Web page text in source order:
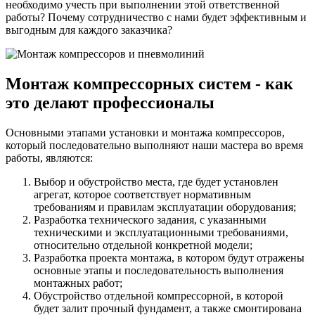
необходимо учесть при выполнении этой ответственной
работы? Почему сотрудничество с нами будет эффективным и
выгодным для каждого заказчика?
Монтаж компрессорных систем - как
это делают профессионалы
Основными этапами установки и монтажа компрессоров,
который последовательно выполняют наши мастера во время
работы, являются:
Выбор и обустройство места, где будет установлен
агрегат, которое соответствует нормативным
требованиям и правилам эксплуатации оборудования;
Разработка технического задания, с указанными
техническими и эксплуатационными требованиями,
относительно отдельной конкретной модели;
Разработка проекта монтажа, в котором будут отражены
основные этапы и последовательность выполнения
монтажных работ;
Обустройство отдельной компрессорной, в которой
будет залит прочный фундамент, а также смонтирована